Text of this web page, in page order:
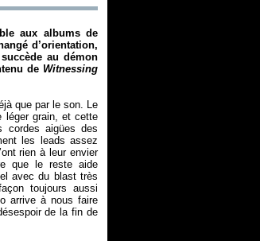
aux albums de
d’orientation,
au démon
de Witnessing
que par le son. Le
léger grain, et cette
cordes aigües des
les leads assez
rien à leur envier
que le reste aide
avec du blast très
toujours aussi
arrive à nous faire
de la fin de